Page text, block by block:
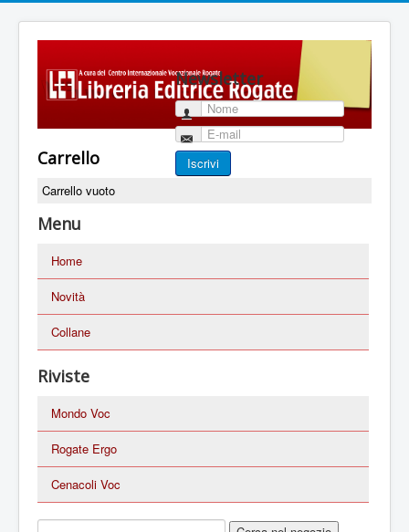
Newsletter
Nome
E-mail
Iscrivi
Carrello
Carrello vuoto
Menu
Home
Novità
Collane
Riviste
Mondo Voc
Rogate Ergo
Cenacoli Voc